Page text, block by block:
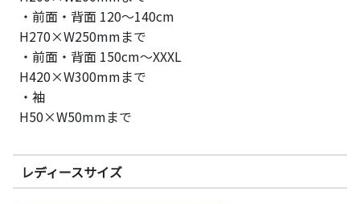
・前面・背面 120～140cm
H270×W250mmまで
・前面・背面 150cm～XXXL
H420×W300mmまで
・袖
H50×W50mmまで
レディースサイズ